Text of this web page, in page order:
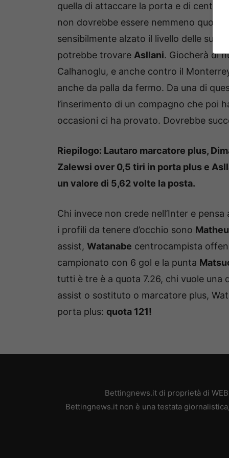
quella di attaccare la porta e di
non dovrebbe essere nemmeno
sensibilmente alzato il livello delle sue
potrebbe trovare Asllani. Giocherà di
Calhanoglu, e anche contro il
anche da palla da fermo. Da una di
l’inserimento di un compagno che poi
occasioni ci ha provato. Dovrebbe
Riepilogo: Lautaro marcatore plus,
Zalewsi over 0,5 tiri in porta plus e
un valore di 5,62 volte la posta.
Chi invece non crede nell’Inter e
i profili da tenere d’occhio sono
assist, Watanabe centrocampista
campionato con 6 gol e la punta
tutti è tre è a quota 7.26, chi vuole una
assist o sostituto o marcatore plus,
porta plus: quota 121!
Bettingnews.it di proprietà di
Bettingnews.it non è una testata